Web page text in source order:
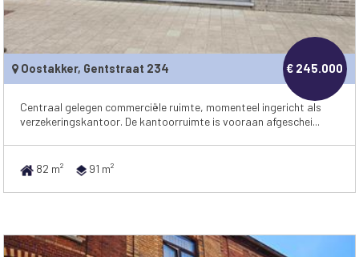
Oostakker, Gentstraat 234 € 245.000
Centraal gelegen commerciële ruimte, momenteel ingericht als
verzekeringskantoor. De kantoorruimte is vooraan afgeschei...
82 m² 91 m²